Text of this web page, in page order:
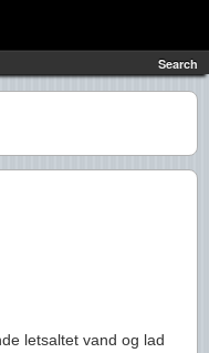
Search
letsaltet vand og lad